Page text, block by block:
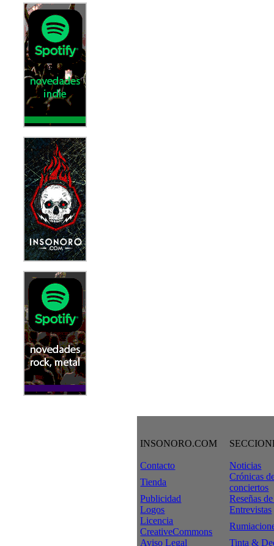
INSONORO.COM
Contacto
Noticias
Tienda
Crónicas
conciertos
Publicidad
Reseñas
Logos
Entrevistas
Licencia
CreativeCommons
Aviso Legal
Tinta &